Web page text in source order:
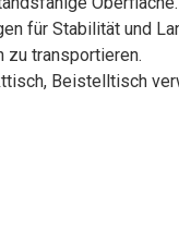
für Stabilität und
zu transportieren.
Beistelltisch